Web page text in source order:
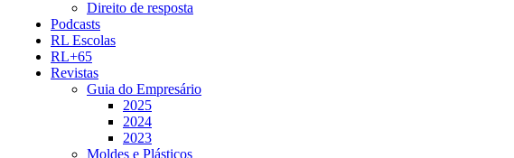
Direito de resposta
Podcasts
RL Escolas
RL+65
Revistas
Guia do Empresário
2025
2024
2023
Moldes e Plásticos